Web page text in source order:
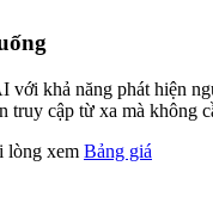
khả năng phát hiện
cập từ xa mà
lòng xem Bảng giá